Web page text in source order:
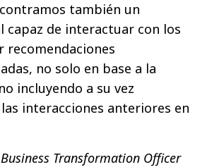
también un
capaz de interactuar con los
recomendaciones
no solo en base a la
incluyendo a su vez
interacciones anteriores en
Business Transformation Officer